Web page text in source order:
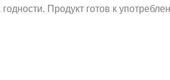
годности. Продукт готов к